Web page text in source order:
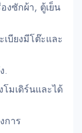
งซักผ้า, ตู้เย็น
บียงมีโต๊ะและ
.
มเดิร์นและได้
การ